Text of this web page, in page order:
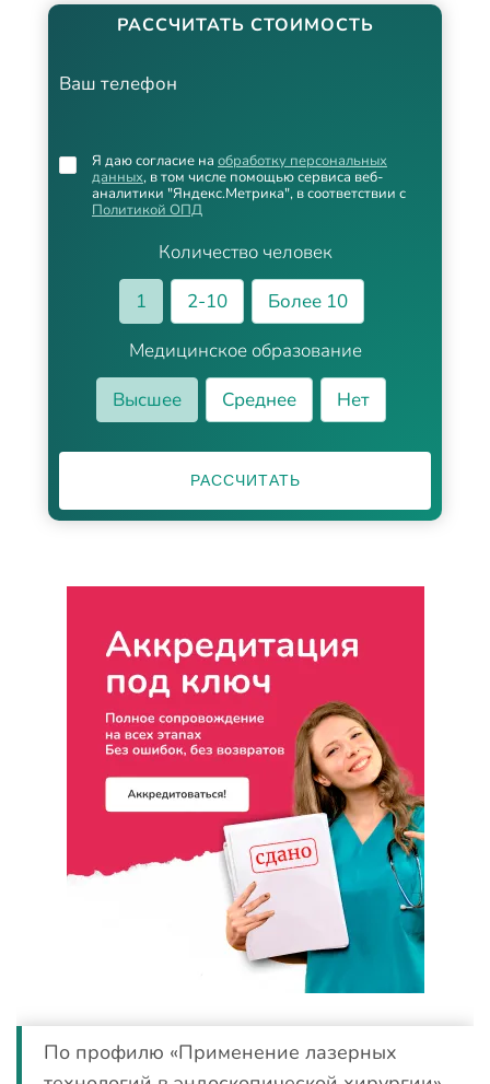
РАССЧИТАТЬ СТОИМОСТЬ
Ваш телефон
Количество человек
1
2-10
Более 10
Медицинское образование
Высшее
Среднее Нет
Я даю согласие на обработку персональных
данных, в том числе помощью сервиса веб-
аналитики "Яндекс.Метрика", в соответствии с
Политикой ОПД
РАССЧИТАТЬ
По профилю «Применение лазерных